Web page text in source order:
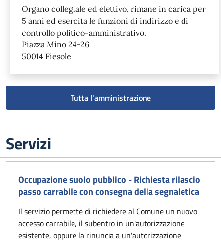
Organo collegiale ed elettivo, rimane in carica per
5 anni ed esercita le funzioni di indirizzo e di
controllo politico-amministrativo.
Piazza Mino 24-26
50014 Fiesole
Tutta l'amministrazione
Servizi
Occupazione suolo pubblico - Richiesta rilascio
passo carrabile con consegna della segnaletica
Il servizio permette di richiedere al Comune un nuovo
accesso carrabile, il subentro in un'autorizzazione
esistente, oppure la rinuncia a un'autorizzazione